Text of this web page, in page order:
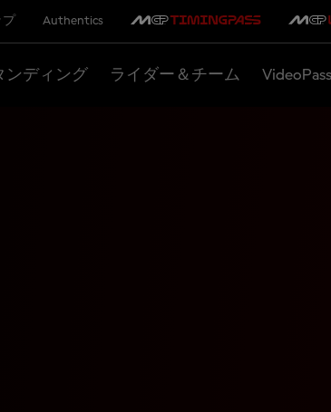
Authentics
ンディング ライダー＆チーム VideoPass